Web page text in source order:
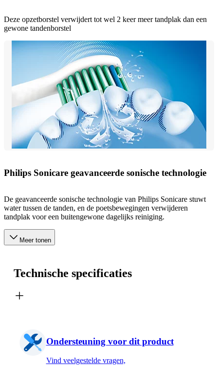
Deze opzetborstel verwijdert tot wel 2 keer meer tandplak dan een
gewone tandenborstel
Philips Sonicare geavanceerde sonische technologie
De geavanceerde sonische technologie van Philips Sonicare stuwt
water tussen de tanden, en de poetsbewegingen verwijderen
tandplak voor een buitengewone dagelijks reiniging.
Meer tonen
Technische specificaties
Ondersteuning voor dit product
Vind veelgestelde vragen,